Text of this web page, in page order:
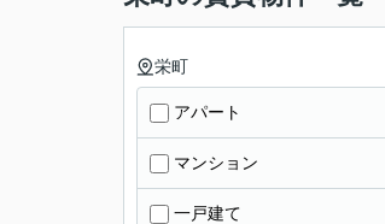
栄町
アパート
マンション
一戸建て